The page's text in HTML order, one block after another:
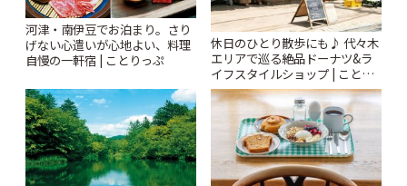
河津・南伊豆でお泊まり。さり
げない心遣いが心地よい、料理
自慢の一軒宿 | ことりっぷ
休日のひとり散歩にも♪ 代々木
エリアで巡る絶品ドーナツ&ラ
イフスタイルショップ | ことり
っぷ